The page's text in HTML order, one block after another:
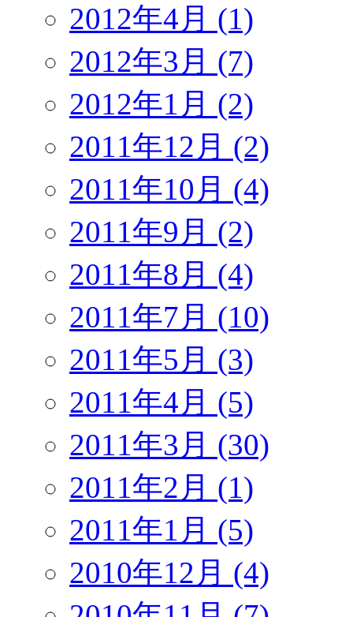
2012年4月 (1)
2012年3月 (7)
2012年1月 (2)
2011年12月 (2)
2011年10月 (4)
2011年9月 (2)
2011年8月 (4)
2011年7月 (10)
2011年5月 (3)
2011年4月 (5)
2011年3月 (30)
2011年2月 (1)
2011年1月 (5)
2010年12月 (4)